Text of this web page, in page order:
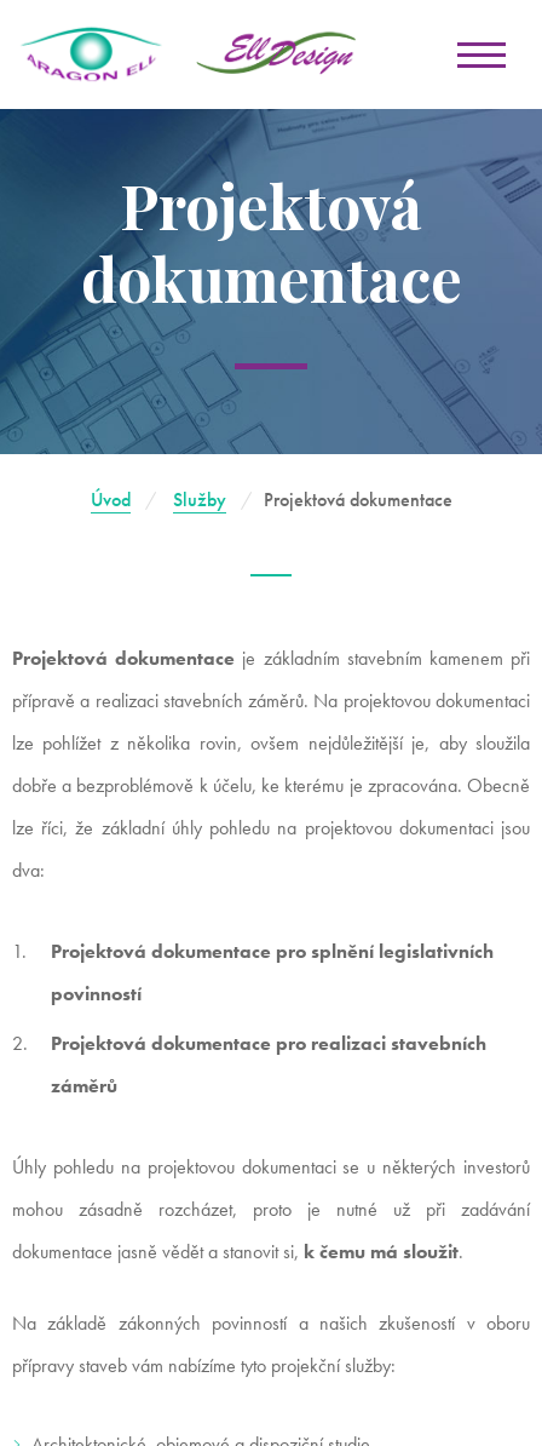
Projektová
dokumentace
Úvod Služby Projektová dokumentace
Projektová dokumentace je základním stavebním kamenem při
přípravě a realizaci stavebních záměrů. Na projektovou dokumentaci
lze pohlížet z několika rovin, ovšem nejdůležitější je, aby sloužila
dobře a bezproblémově k účelu, ke kterému je zpracována. Obecně
lze říci, že základní úhly pohledu na projektovou dokumentaci jsou
dva:
Projektová dokumentace pro splnění legislativních
povinností
Projektová dokumentace pro realizaci stavebních
záměrů
Úhly pohledu na projektovou dokumentaci se u některých investorů
mohou zásadně rozcházet, proto je nutné už při zadávání
dokumentace jasně vědět a stanovit si, k čemu má sloužit.
Na základě zákonných povinností a našich zkušeností v oboru
přípravy staveb vám nabízíme tyto projekční služby: